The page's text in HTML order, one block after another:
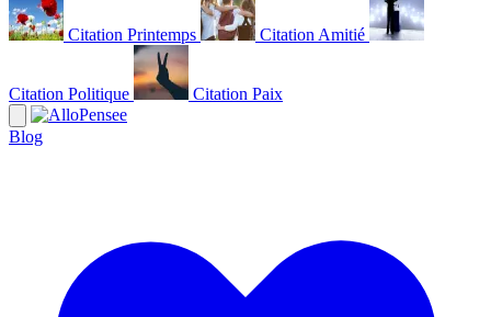
Citation Printemps Citation Amitié
Citation Politique Citation Paix
Blog